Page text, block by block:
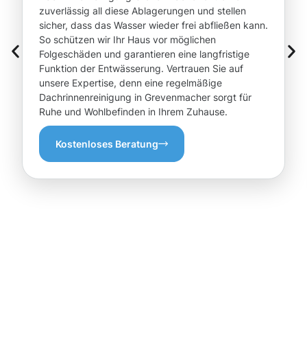
zuverlässig all diese Ablagerungen und stellen
sicher, dass das Wasser wieder frei abfließen kann.
So schützen wir Ihr Haus vor möglichen
Folgeschäden und garantieren eine langfristige
Funktion der Entwässerung. Vertrauen Sie auf
unsere Expertise, denn eine regelmäßige
Dachrinnenreinigung in Grevenmacher sorgt für
Ruhe und Wohlbefinden in Ihrem Zuhause.
Kostenloses Beratung